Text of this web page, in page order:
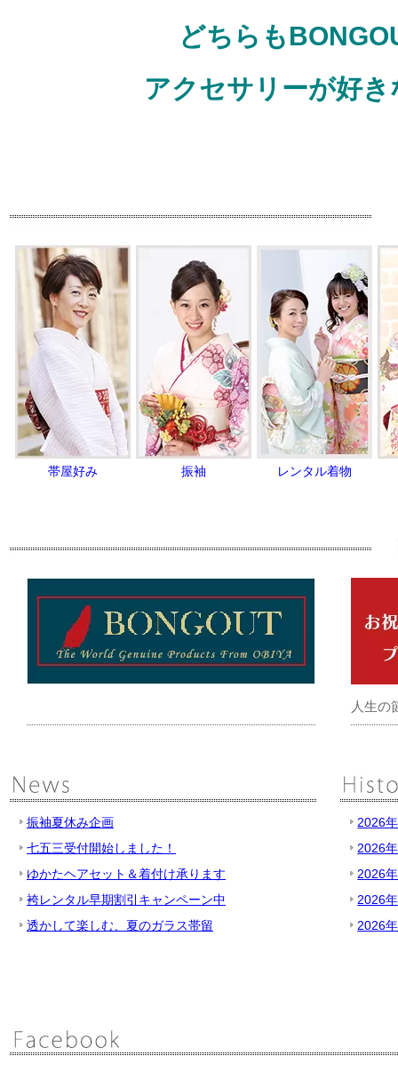
どちらも
アクセサリーが好
帯屋好み 振袖 レンタル着物
人生の
振袖夏休み企画
七五三受付開始しました！
ゆかたヘアセット＆着付け承ります
袴レンタル早期割引キャンペーン中
透かして楽しむ、夏のガラス帯留
2026
2026
2026
2026
2026